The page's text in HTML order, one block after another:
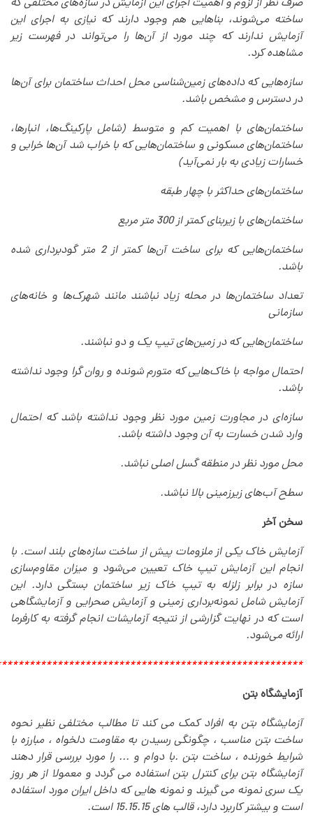
صرف نظر از لزوم و اهمیت اجرای این آزمایش در سازه‌های مختلفی که
ساخته می‌شوند، بناهایی هم وجود دارند که نیازی به اجرای این
آزمایش ندارند که چند مورد از آن‌ها را می‌تواند در فهرست زیر
مشاهده کرد.
سازه‌هایی که داده‌های زمین‌شناسی محل احداث ساختمان برای آن‌ها
در دسترس و مشخص باشد.
ساختمان‌های با اهمیت کم و متوسط (شامل پارکینگ‌ها، انبارها،
ساختمان‌های مسکونی و ساختمان‌هایی که با خراب شد آن‌ها خرابی و
خسارات زیادی به بار نمی‌آید)
ساختمان‌های حداکثر با چهار طبقه
ساختمان‌های با زیربنای کمتر از 300 متر مربع
ساختمان‌هایی که برای ساخت آن‌ها کمتر از 2 متر گودبرداری شده
باشد.
تعداد ساختمان‌ها در محله زیاد نباشند مانند شهرک‌ها و خانه‌های
سازمانی
ساختمان‌هایی که در زمین‌های تیپ یک و دو نباشند.
احتمال مواجه با خاک‌هایی که متورم شونده و روان گرا وجود نداشته
باشد.
سازه‌ای در مجاورت زمین مورد نظر وجود نداشته باشد که احتمال
وارد شدن خسارت به آن وجود داشته باشد.
محل مورد نظر در منطقه گسل اصلی نباشد.
سطح آب‌های زیرزمینی بالا نباشد.
سخن آخر
آزمایش خاک یکی از ملزومات پیش از ساخت سازه‌های بلند است. با
انجام این آزمایش تیپ خاک تعیین‌ می‌شود و میزان مقاوم‌سازی
سازه در برابر زلزله به تیپ خاک زیر ساختمان بستگی دارد. این
آزمایش شامل نمونه‌برداری زمینی و آزمایش صحرایی و آزمایشگاهی
است که در نهایت گزارشی از نتیجه آزمایشات انجام گرفته به کارفرما
ارائه‌ می‌شود.
آزمایشگاه بتن
آزمايشگاه بتن به افراد کمک می کند تا مطالب مختلفی نظير نحوه
ساخت بتن مناسب ، چگونگی رسيدن به مقاومت دلخواه ، مبارزه با
شرايط خورنده ، ساخت بتن .با دوام و ... را مورد بررسی قرار دهند
آزمایشگاه بتن برای کنترل بتن استفاده می گردد و معمولا از هر روز
یک سری نمونه می گیرند و نمونه هایی که داخل ایران مورد استفاده
است و بیشتر کاربرد دارد، قالب های 15.15.15 است
.